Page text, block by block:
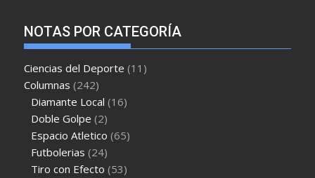
NOTAS POR CATEGORÍA
Ciencias del Deporte (11)
Columnas (242)
Diamante Local (16)
Doble Golpe (2)
Espacio Atletico (65)
Futbolerias (24)
Tiro con Efecto (53)